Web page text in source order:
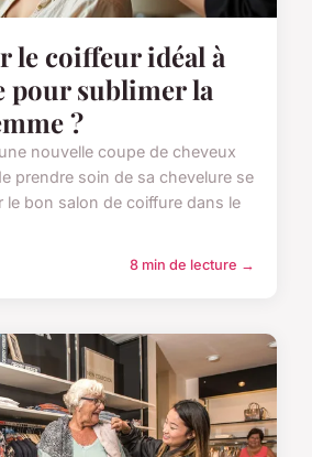
le coiffeur idéal à
pour sublimer la
?
nouvelle coupe de cheveux
prendre soin de sa chevelure se
le bon salon de coiffure dans le
8 min de lecture →